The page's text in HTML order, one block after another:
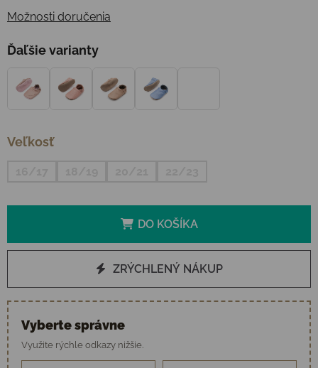
Možnosti doručenia
Ďaľšie varianty
Veľkosť
DO KOŠÍKA
ZRÝCHLENÝ NÁKUP
Vyberte správne
Využite rýchle odkazy nižšie.